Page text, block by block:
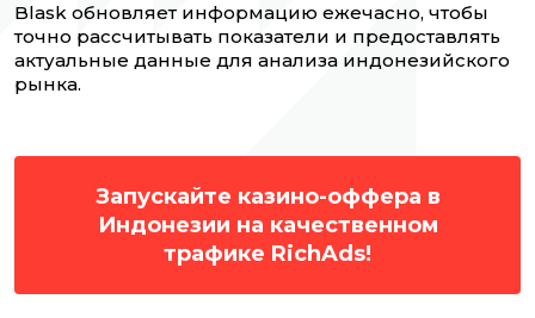
Blask обновляет информацию ежечасно, чтобы
точно рассчитывать показатели и предоставлять
актуальные данные для анализа индонезийского
рынка.
Запускайте казино-оффера в
Индонезии на качественном
трафике RichAds!